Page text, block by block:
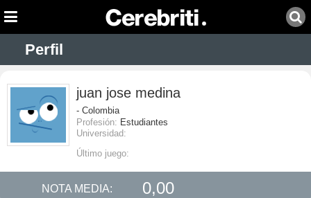
Perfil
juan jose medina
- Colombia
Profesión: Estudiantes
Universidad:
Último juego:
NOTA MEDIA: 0,00